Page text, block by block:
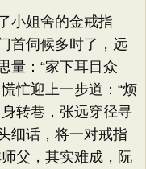
姐舍的金戒指
首伺候多时了，远
量：“家下耳目众
忙迎上一步道：“烦
转巷，张远穿径寻
细话，将一对戒指
父，其实难成，阮